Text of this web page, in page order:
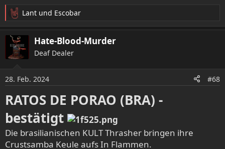
R
e
a
k
t
n
e
n
Lant und Escobar
Hate-Blood-Murder
Deaf Dealer
28. Feb. 2024 #68
RATOS DE PORAO (BRA) -
bestätigt
Die brasilianischen KULT Thrasher bringen ihre
Crustsamba Keule aufs In Flammen.